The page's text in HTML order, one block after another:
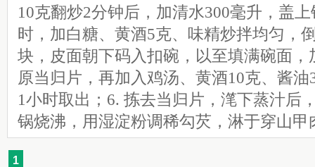
10克翻炒2分钟后，加清水300毫升，盖
时，加白糖、黄酒5克、味精炒拌均匀，
块，皮面朝下码入扣碗，以至填满碗面
原当归片，再加入鸡汤、黄酒10克、酱
1小时取出；6. 拣去当归片，滗下蒸汁后
锅烧沸，用湿淀粉调稀勾芡，淋于穿山甲
1